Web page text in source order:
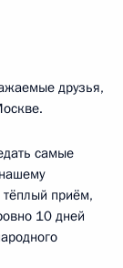
друзья,
самые
приём,
10 дней